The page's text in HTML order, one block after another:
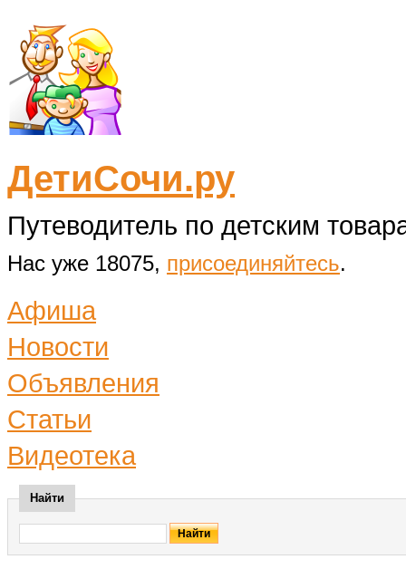
ДетиСочи.ру
Путеводитель по детским
Нас уже 18075, присоединяйтесь.
Афиша
Новости
Объявления
Статьи
Видеотека
Найти